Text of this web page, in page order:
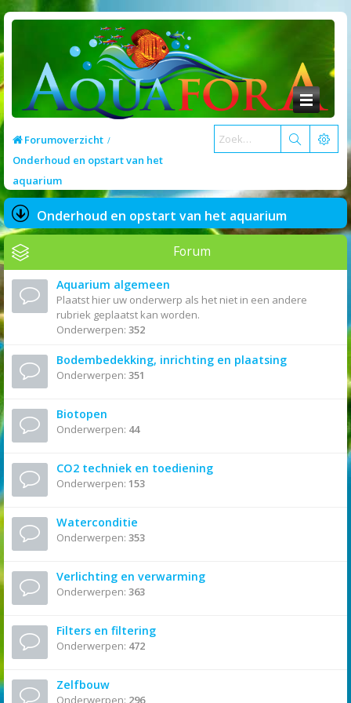
Forumoverzicht
Onderhoud en opstart van het
aquarium
Onderhoud en opstart van het aquarium
Forum
Aquarium algemeen
Plaatst hier uw onderwerp als het niet in een andere
rubriek geplaatst kan worden.
Onderwerpen: 352
Bodembedekking, inrichting en plaatsing
Onderwerpen: 351
Biotopen
Onderwerpen: 44
CO2 techniek en toediening
Onderwerpen: 153
Waterconditie
Onderwerpen: 353
Verlichting en verwarming
Onderwerpen: 363
Filters en filtering
Onderwerpen: 472
Zelfbouw
Onderwerpen: 296